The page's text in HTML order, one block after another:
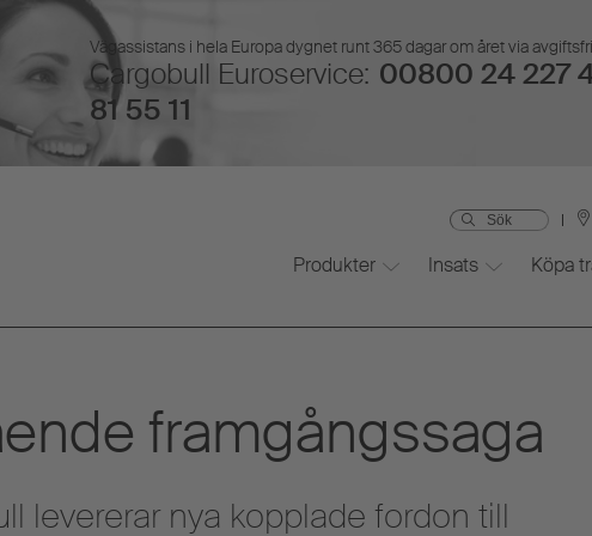
Vägassistans i hela Europa dygnet runt 365 dagar om året via
Cargobull Euroservice: 00800 24 227
81 55 11
Produkter Insats Köpa
framgångssaga
levererar nya kopplade fordon till